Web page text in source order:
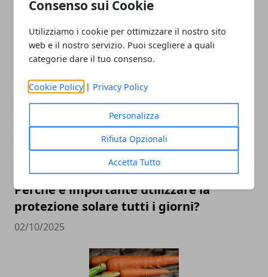
Consenso sui Cookie
Utilizziamo i cookie per ottimizzare il nostro sito
web e il nostro servizio. Puoi scegliere a quali
categorie dare il tuo consenso.
Cookie Policy | Privacy Policy
Personalizza
Rifiuta Opzionali
Accetta Tutto
ARTICOLI CORRELATI
Perché è importante utilizzare la
protezione solare tutti i giorni?
02/10/2025